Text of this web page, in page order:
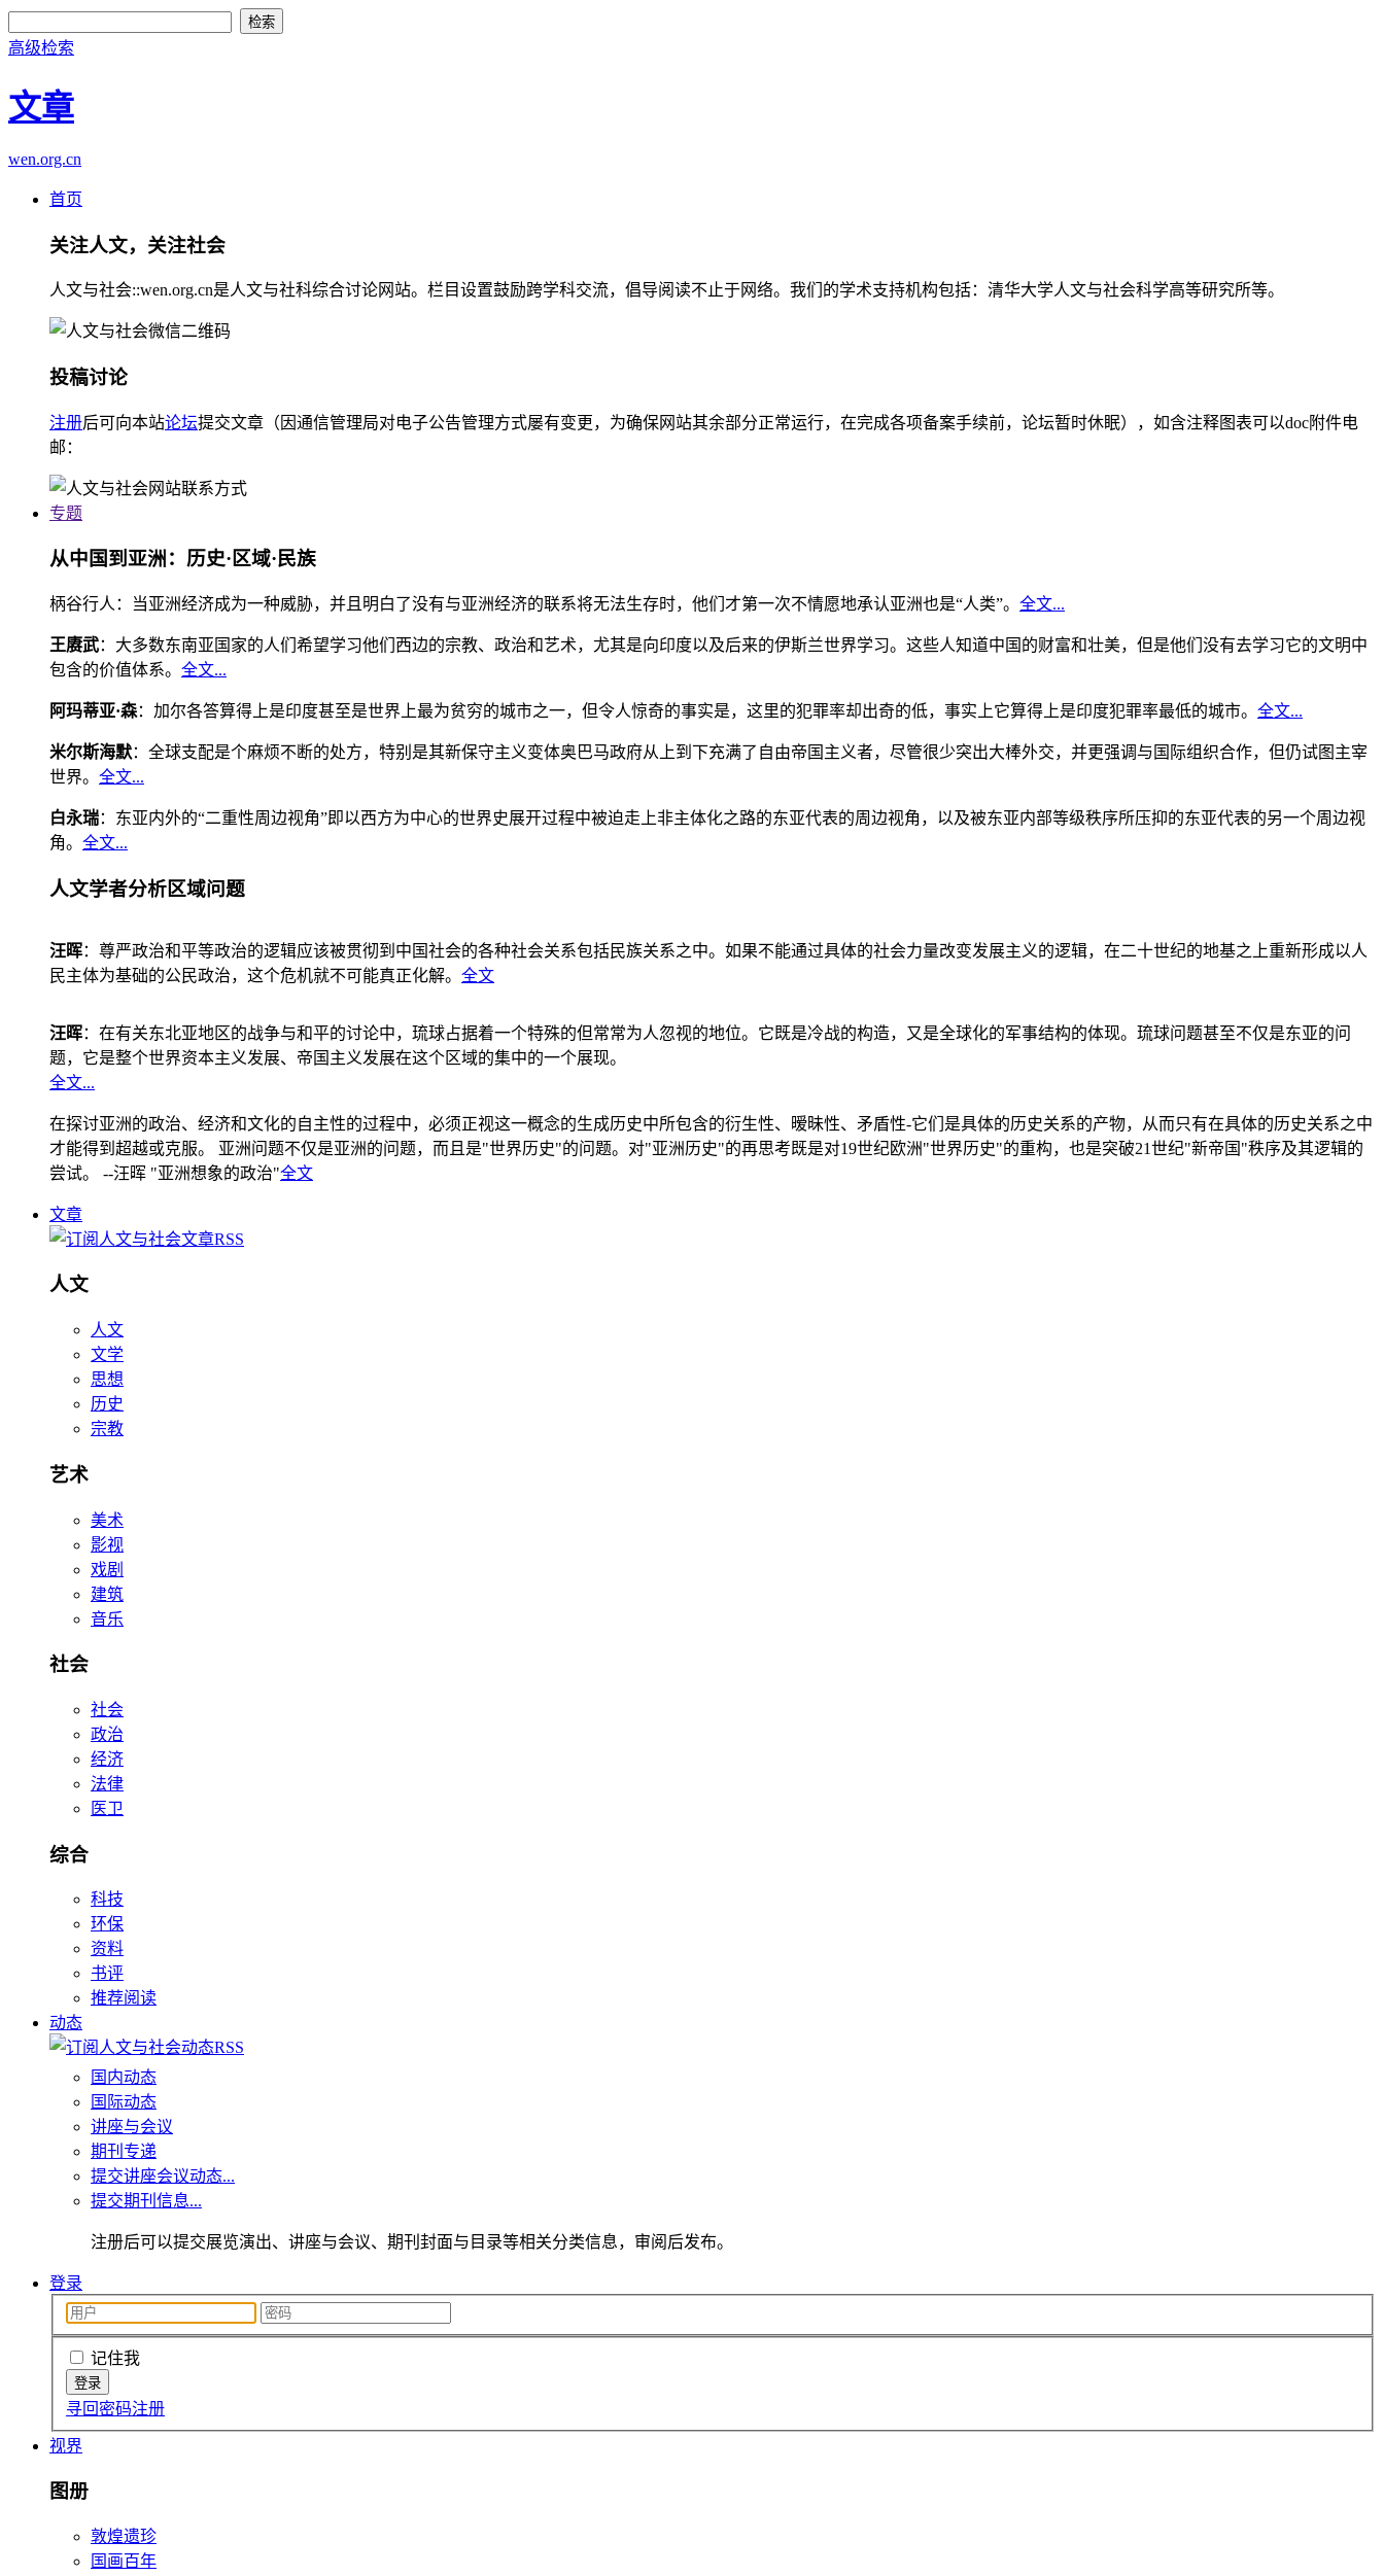
高级检索
文章
wen.org.cn
首页
关注人文，关注社会
人文与社会::wen.org.cn是人文与社科综合讨论网站。栏目设置鼓励跨学科交流，倡导阅读不止于网络。我们的学术支持机构包括：清华大学人文与社会科学高等研究所等。
投稿讨论
注册后可向本站论坛提交文章（因通信管理局对电子公告管理方式屡有变更，为确保网站其余部分正常运行，在完成各项备案手续前，论坛暂时休眠），如含注释图表可以doc附件电
邮：
专题
从中国到亚洲：历史·区域·民族
柄谷行人：当亚洲经济成为一种威胁，并且明白了没有与亚洲经济的联系将无法生存时，他们才第一次不情愿地承认亚洲也是“人类”。 全文...
王赓武：大多数东南亚国家的人们希望学习他们西边的宗教、政治和艺术，尤其是向印度以及后来的伊斯兰世界学习。这些人知道中国的财富和壮美，但是他们没有去学习它的文明中
包含的价值体系。 全文...
阿玛蒂亚·森：加尔各答算得上是印度甚至是世界上最为贫穷的城市之一，但令人惊奇的事实是，这里的犯罪率却出奇的低，事实上它算得上是印度犯罪率最低的城市。 全文...
米尔斯海默：全球支配是个麻烦不断的处方，特别是其新保守主义变体奥巴马政府从上到下充满了自由帝国主义者，尽管很少突出大棒外交，并更强调与国际组织合作，但仍试图主宰
世界。 全文...
白永瑞：东亚内外的“二重性周边视角”即以西方为中心的世界史展开过程中被迫走上非主体化之路的东亚代表的周边视角，以及被东亚内部等级秩序所压抑的东亚代表的另一个周边视
角。 全文...
人文学者分析区域问题
汪晖：尊严政治和平等政治的逻辑应该被贯彻到中国社会的各种社会关系包括民族关系之中。如果不能通过具体的社会力量改变发展主义的逻辑，在二十世纪的地基之上重新形成以人
民主体为基础的公民政治，这个危机就不可能真正化解。 全文
汪晖：在有关东北亚地区的战争与和平的讨论中，琉球占据着一个特殊的但常常为人忽视的地位。它既是冷战的构造，又是全球化的军事结构的体现。琉球问题甚至不仅是东亚的问
题，它是整个世界资本主义发展、帝国主义发展在这个区域的集中的一个展现。
全文...
在探讨亚洲的政治、经济和文化的自主性的过程中，必须正视这一概念的生成历史中所包含的衍生性、暧昧性、矛盾性-它们是具体的历史关系的产物，从而只有在具体的历史关系之中
才能得到超越或克服。 亚洲问题不仅是亚洲的问题，而且是"世界历史"的问题。对"亚洲历史"的再思考既是对19世纪欧洲"世界历史"的重构，也是突破21世纪"新帝国"秩序及其逻辑的
尝试。 --汪晖 "亚洲想象的政治"全文
文章
人文
人文
文学
思想
历史
宗教
艺术
美术
影视
戏剧
建筑
音乐
社会
社会
政治
经济
法律
医卫
综合
科技
环保
资料
书评
推荐阅读
动态
国内动态
国际动态
讲座与会议
期刊专递
提交讲座会议动态...
提交期刊信息...
注册后可以提交展览演出、讲座与会议、期刊封面与目录等相关分类信息，审阅后发布。
登录
记住我
寻回密码注册
视界
图册
敦煌遗珍
国画百年